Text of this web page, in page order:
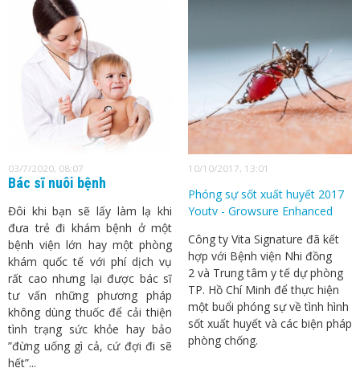
03/7/2020, 08:07
Bác sĩ nuôi bệnh
Đôi khi bạn sẽ lấy làm lạ khi
đưa trẻ đi khám bệnh ở một
bệnh viện lớn hay một phòng
khám quốc tế với phí dịch vụ
rất cao nhưng lại được bác sĩ
tư vấn những phương pháp
không dùng thuốc để cải thiện
tình trạng sức khỏe hay bảo
”đừng uống gì cả, cứ đợi đi sẽ
hết”...
10/10/2017, 13:01
Phóng sự sốt xuất huyết 2017
Youtv - Growsure Enhanced
Công ty Vita Signature đã kết
hợp với Bệnh viện Nhi đồng
2 và Trung tâm y tế dự phòng
TP. Hồ Chí Minh để thực hiện
một buổi phóng sự về tình hình
sốt xuất huyết và các biện pháp
phòng chống.